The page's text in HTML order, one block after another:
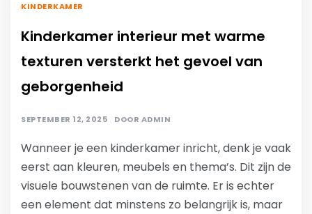
KINDERKAMER
Kinderkamer interieur met warme
texturen versterkt het gevoel van
geborgenheid
SEPTEMBER 12, 2025 DOOR ADMIN
Wanneer je een kinderkamer inricht, denk je vaak
eerst aan kleuren, meubels en thema’s. Dit zijn de
visuele bouwstenen van de ruimte. Er is echter
een element dat minstens zo belangrijk is, maar